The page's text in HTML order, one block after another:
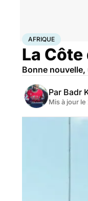
AccueilSantéAfrique
AFRIQUE
La
Bonne nouvelle,
Par Badr
Mis à jour le